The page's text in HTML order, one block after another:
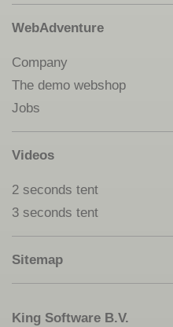
WebAdventure
Company
The demo webshop
Jobs
Videos
2 seconds tent
3 seconds tent
Sitemap
King Software B.V.